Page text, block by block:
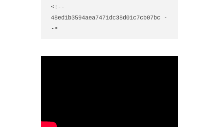
<!--
48ed1b3594aea7471dc38d01c7cb07bc -
->